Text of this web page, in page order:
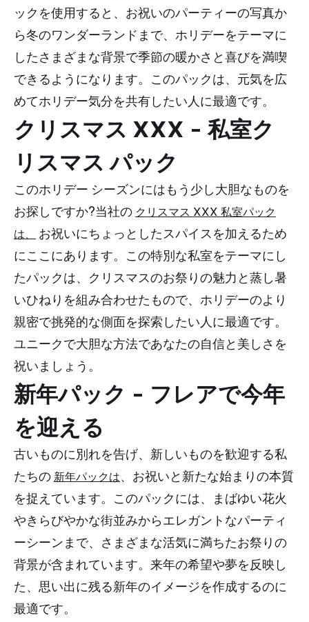
ックを使用すると、お祝いのパーティーの写真か
ら冬のワンダーランドまで、ホリデーをテーマに
したさまざまな背景で季節の暖かさと喜びを満喫
できるようになります。このパックは、元気を広
めてホリデー気分を共有したい人に最適です。
クリスマス XXX - 私室ク
リスマス パック
このホリデー シーズンにはもう少し大胆なものを
お探しですか?当社の クリスマス XXX 私室パック
は、
お祝いにちょっとしたスパイスを加えるため
にここにあります。この特別な私室をテーマにし
たパックは、クリスマスのお祭りの魅力と蒸し暑
いひねりを組み合わせたもので、ホリデーのより
親密で挑発的な側面を探索したい人に最適です。
ユニークで大胆な方法であなたの自信と美しさを
祝いましょう。
新年パック - フレアで今年
を迎える
古いものに別れを告げ、新しいものを歓迎する私
たちの 新年パックは、お祝いと新たな始まりの本質
を捉えています。このパックには、まばゆい花火
やきらびやかな街並みからエレガントなパーティ
ーシーンまで、さまざまな活気に満ちたお祭りの
背景が含まれています。来年の希望や夢を反映し
た、思い出に残る新年のイメージを作成するのに
最適です。